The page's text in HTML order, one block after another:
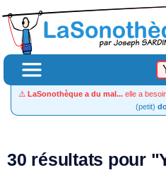
⚠️ LaSonothèque a du mal... elle a
(petit)
30 résultats pour